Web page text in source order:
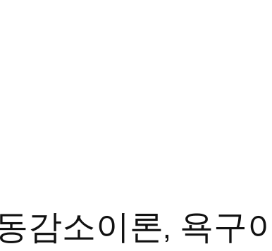
감소이론, 욕구